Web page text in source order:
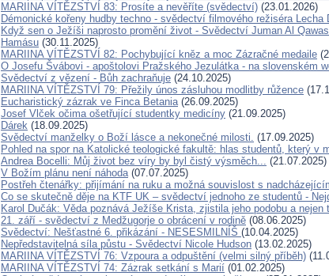
MARIINA VÍTĚZSTVÍ 83: Prosíte a nevěříte (svědectví) (23.01.2026)
Démonické kořeny hudby techno - svědectví filmového režiséra Lecha
Když sen o Ježíši naprosto promění život - Svědectví Juman Al
Hamásu (30.11.2025)
MARIINA VÍTĚZSTVÍ 82: Pochybující kněz a moc Zázračné medaile
O Josefu Švábovi - apoštolovi Pražského Jezulátka - na slovenském
Svědectví z vězení - Bůh zachraňuje (24.10.2025)
MARIINA VÍTĚZSTVÍ 79: Přežily únos zásluhou modlitby růžence
Eucharistický zázrak ve Finca Betania(26.09.2025)
Josef Vlček očima ošetřující studentky medicíny (21.09.2025)
Dárek (18.09.2025)
Svědectví manželky o Boží lásce a nekonečné milosti. (17.09.2025)
Pohled na spor na Katolické teologické fakultě: hlas studentů, který v
Andrea Bocelli: Můj život bez víry by byl čistý výsměch... (21.07.2025)
V Božím plánu není náhoda(07.07.2025)
Postřeh čtenářky: přijímání na ruku a možná souvislost s
Co se skutečně děje na KTF UK – svědectví jednoho ze studentů -
Karol Dučák: Věda poznává Ježíše Krista, zjistila jeho podobu a nejen
21. září - svědectví z Medžugorje o obrácení v rodině (08.06.2025)
Svědectví: Nešťastné 6. přikázání - NESESMILNÍŠ (10.04.2025)
Nepředstavitelná síla půstu - Svědectví Nicole Hudson (13.02.2025)
MARIINA VÍTĚZSTVÍ 76: Vzpoura a odpuštění (velmi silný příběh)
MARIINA VÍTĚZSTVÍ 74: Zázrak setkání s Marií (01.02.2025)